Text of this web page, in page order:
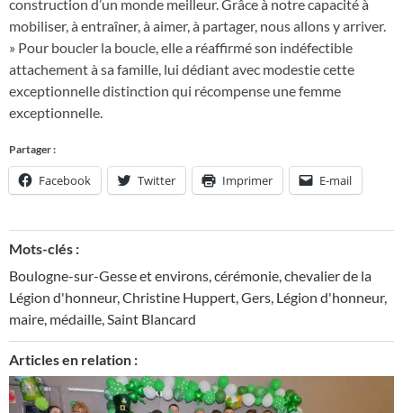
construction d’un monde meilleur. Grâce à notre capacité à
mobiliser, à entraîner, à aimer, à partager, nous allons y arriver.
» Pour boucler la boucle, elle a réaffirmé son indéfectible
attachement à sa famille, lui dédiant avec modestie cette
exceptionnelle distinction qui récompense une femme
exceptionnelle.
Partager :
Facebook Twitter Imprimer E-mail
Mots-clés :
Boulogne-sur-Gesse et environs cérémonie chevalier de la
Légion d'honneur, Christine Huppert Gers Légion d'honneur,
maire médaille Saint Blancard
Articles en relation :